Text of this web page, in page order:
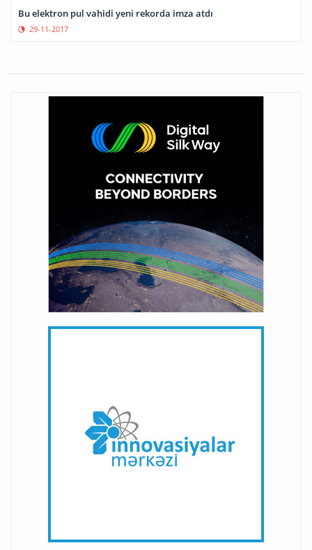
Bu elektron pul vahidi yeni rekorda imza atdı
29-11-2017